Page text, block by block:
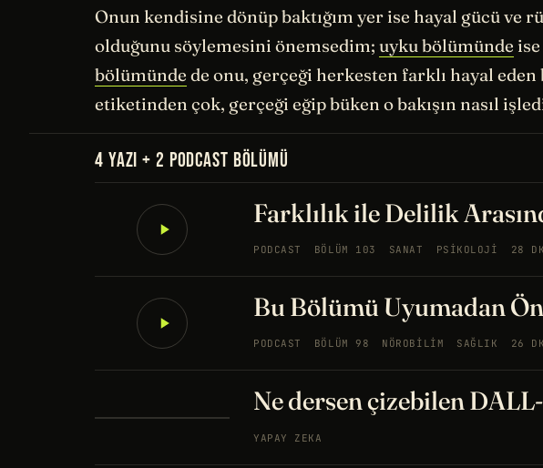
Onun kendisine dönüp baktığım yer ise hayal gücü ve
olduğunu söylemesini önemsedim; uyku bölümünde
bölümünde de onu, gerçeği herkesten farklı hayal
etiketinden çok, gerçeği eğip büken o bakışın nasıl
4 YAZI + 2 PODCAST BÖLÜMÜ
Farklılık ile Delilik
PODCAST BÖLÜM 103 SANAT PSIKOLOJI 28 DK
Bu Bölümü Uyumadan
PODCAST BÖLÜM 98 NÖROBILIM SAĞLIK 26 DK
Ne dersen çizebilen
YAPAY ZEKA